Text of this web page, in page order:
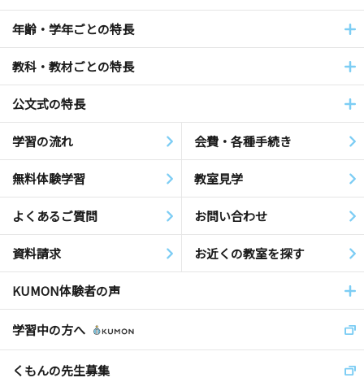
年齢・学年ごとの特長
教科・教材ごとの特長
公文式の特長
学習の流れ 会費・各種手続き
無料体験学習 教室見学
よくあるご質問 お問い合わせ
資料請求 お近くの教室を探す
KUMON体験者の声
学習中の方へ
くもんの先生募集